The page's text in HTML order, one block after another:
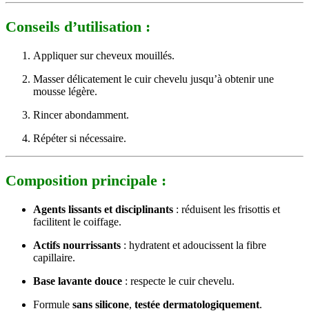
Conseils d’utilisation :
Appliquer sur cheveux mouillés.
Masser délicatement le cuir chevelu jusqu’à obtenir une
mousse légère.
Rincer abondamment.
Répéter si nécessaire.
Composition principale :
Agents lissants et disciplinants : réduisent les frisottis et
facilitent le coiffage.
Actifs nourrissants : hydratent et adoucissent la fibre
capillaire.
Base lavante douce : respecte le cuir chevelu.
Formule sans silicone, testée dermatologiquement.